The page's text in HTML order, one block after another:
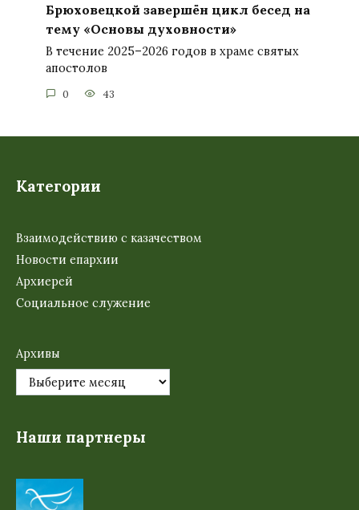
Брюховецкой завершён цикл бесед на
тему «Основы духовности»
В течение 2025–2026 годов в храме святых
апостолов
0 43
Категории
Взаимодействию с казачеством
Новости епархии
Архиерей
Социальное служение
Архивы
Наши партнеры